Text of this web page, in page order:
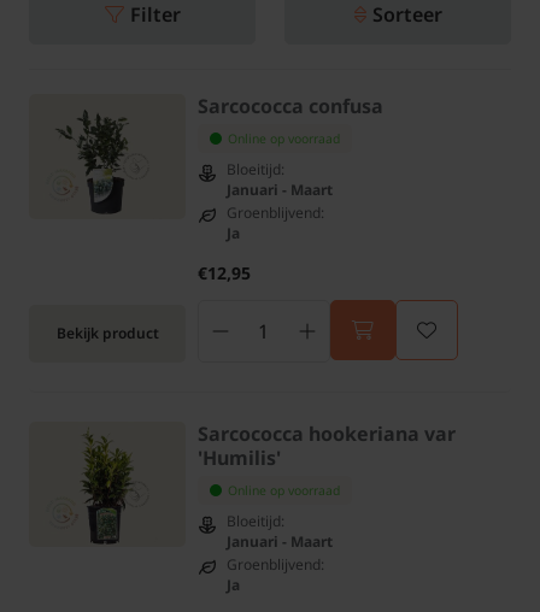
Filter Sorteer
Bekijk product
Sarcococca confusa
Online op voorraad
Bloeitijd:
Januari - Maart
Groenblijvend:
Ja
€12,95
Sarcococca hookeriana var
'Humilis'
Online op voorraad
Bloeitijd:
Januari - Maart
Groenblijvend:
Ja